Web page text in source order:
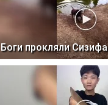
Боги прокляли Сизифа